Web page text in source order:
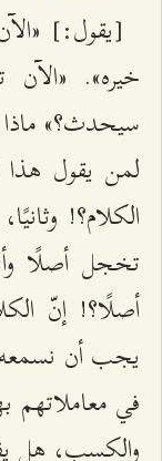
[يقول:]
خيره».
سيحدث؟» ماذا
لمن يقول هذا
الكلام؟!
تخجل أصلًا
أصلًا؟! إنّ
يجب أن نسمعه
في معاملاتهم
والكسب، هل